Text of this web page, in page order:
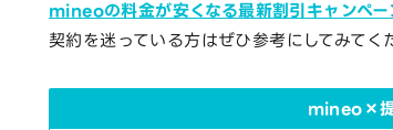
mineoの料金が安くなる最新割引キャンペー
契約を迷っている方はぜひ参考にしてみてく
mineo×提